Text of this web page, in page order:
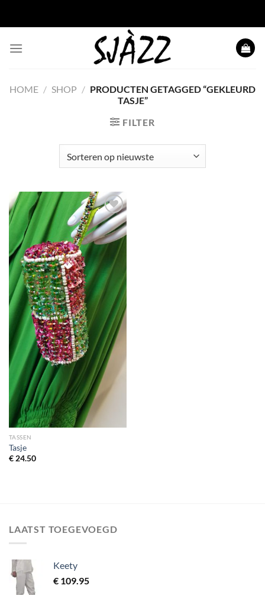
HOME / SHOP / PRODUCTEN GETAGGED “GEKLEURD
TASJE”
FILTER
Toevoegen
aan
wenslijst
TASSEN
Tasje
€24.50
LAATST TOEGEVOEGD
Keety
€ 109.95